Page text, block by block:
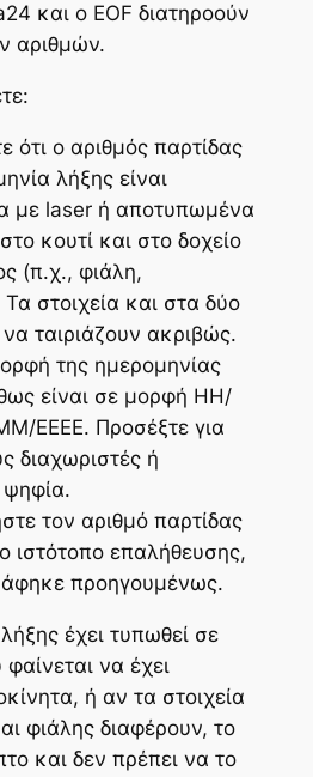
και ο EOF διατηροούν
αριθμών.
ότι ο αριθμός παρτίδας
λήξης είναι
με laser ή αποτυπωμένα
κουτί και στο δοχείο
(π.χ., φιάλη,
στοιχεία και στα δύο
ταιριάζουν ακριβώς.
της ημερομηνίας
είναι σε μορφή ΗΗ/
ΕΕΕΕ. Προσέξτε για
διαχωριστές ή
τον αριθμό παρτίδας
ιστότοπο επαλήθευσης,
προηγουμένως.
έχει τυπωθεί σε
να έχει
ή αν τα στοιχεία
φιάλης διαφέρουν, το
και δεν πρέπει να το